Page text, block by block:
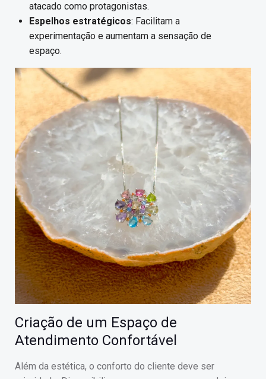
atacado como protagonistas.
Espelhos estratégicos: Facilitam a
experimentação e aumentam a sensação de
espaço.
Criação de um Espaço de
Atendimento Confortável
Além da estética, o conforto do cliente deve ser